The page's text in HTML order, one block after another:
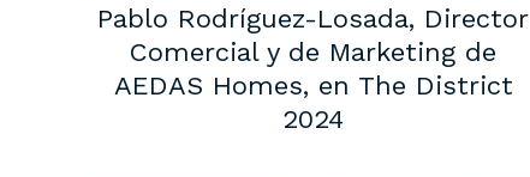
Pablo Rodríguez-Losada, Director
Comercial y de Marketing de
AEDAS Homes, en The District
2024